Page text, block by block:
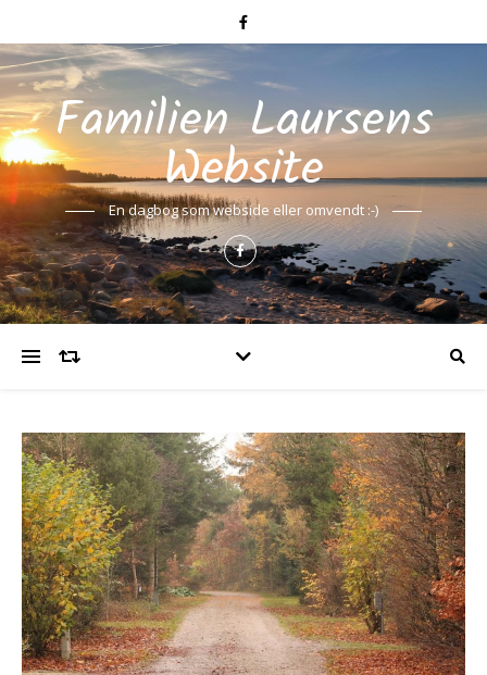
Familien Laursens
Website
En dagbog som webside eller omvendt :-)